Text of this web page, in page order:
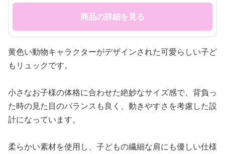
商品の詳細を見る
黄色い動物キャラクターがデザインされた可愛らしい子ど
もリュックです。
小さなお子様の体格に合わせた絶妙なサイズ感で、背負っ
た時の見た目のバランスも良く、動きやすさを考慮した設
計になっています。
柔らかい素材を使用し、子どもの繊細な肩にも優しい仕様